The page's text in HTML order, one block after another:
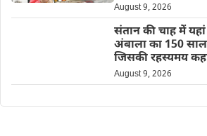
August 9, 2026
संतान की चाह में
अंबाला का 150 साल
जिसकी रहस्यमय
August 9, 2026